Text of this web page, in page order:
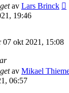
av Lars Brinck
19:46
07 okt 2021, 15:08
av Mikael
06:57